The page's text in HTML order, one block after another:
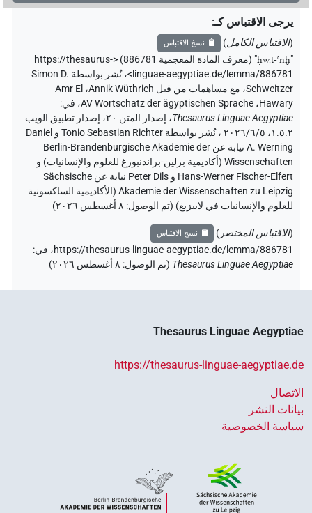
يرجى الاقتباس كـ:
(الاقتباس الكامل) نسخ الاقتباس
"
ḥw.t-ꜥnḫ
"
(معرف المادة المعجمية 886781) <https://thesaurus-
linguae-aegyptiae.de/lemma/886781>
،
نُشر بواسطة Simon D.
Schweitzer، مع مساهمات من قبل Annik Wüthrich، Amr El
Hawary، AV Wortschatz der ägyptischen Sprache، في:
Thesaurus Linguae Aegyptiae،
إصدار المتن ٢٠، إصدار تطبيق الويب
۱.٥.٢، ٢٠٢٦/٦/٥ ، نُشر بواسطة Tonio Sebastian Richter و Daniel
A. Werning نيابة عن Berlin-Brandenburgische Akademie der
Wissenschaften (أكاديمية برلين-براندنبورغ للعلوم والإنسانيات) و
Hans-Werner Fischer-Elfert و Peter Dils نيابة عن Sächsische
Akademie der Wissenschaften zu Leipzig (الأكاديمية الساكسونية
للعلوم والإنسانيات في لايبزيغ) (تم الوصول: ٨ أغسطس ٢٠٢٦ )
(الاقتباس المختصر ) نسخ الاقتباس
https://thesaurus-linguae-aegyptiae.de/lemma/886781، في:
Thesaurus Linguae Aegyptiae
(تم الوصول: ٨ أغسطس ٢٠٢٦ )
Thesaurus Linguae Aegyptiae
https://thesaurus-linguae-aegyptiae.de
الاتصال
بيانات النشر
سياسة الخصوصية